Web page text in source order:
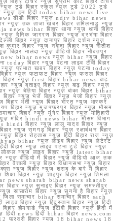
न्यूज़ टुडे बिहार स्कूल न्यूज़ टुडे 2022 टुडे
न्यूज़ इन हिंदी today bihar news live
डीडी बिहार न्यूज़ ndtv bihar news
न्यूज़ तक ताजा खबर बिहार तमिलनाडु न्यूज़
news bihar बिहार थाना न्यूज़ थाना बिहार
न्यूज़ दैनिक जागरण बिहार न्यूज़ दरभंगा बिहार
बिहार न्यूज़ दानापुर बिहार दर्शन न्यूज़
कुमार बिहार न्यूज़ नवादा बिहार न्यूज़ नीतीश
बिहार नालंदा न्यूज़ वीडियो बिहार नौबतपुर
bihar news न्यूज़ bihar न्यूज़ बिहार
बिहार न्यूज़ पटना लाइव टीवी बिहार
न्यूज़ प्रभात खबर बिहार न्यूज़ पटना today
न्यूज़ फटाफट बिहार न्यूज़ फसल बिहार
न्यूज़ first बिहार bihar news बाढ़
न्यूज़ बताइए बिहार न्यूज़ बाढ़ बिहार न्यूज़
न्यूज़ बेतिया बिहार न्यूज़ बांका बिहार bihar
न्यूज़ भेजें बिहार न्यूज़ भेजो बिहार न्यूज़
भर्ती न्यूज़ बिहार भारत न्यूज़ भास्कर
बिहार न्यूज़ मुजफ्फरपुर बिहार न्यूज़ मौसम
बिहार न्यूज़ मुंगेर बिहार न्यूज़ मोतिहारी
न्यूज़ मंदिर hindi news bihar मौसम विभाग
hindi बिहार न्यूज़ लालू यादव बिहार न्यूज़
न्यूज़ रामगढ़ बिहार न्यूज़ रक्षाबंधन बिहार
बिहार रोहतास न्यूज़ हिंदी बिहार राज न्यूज़
bihar न्यूज़ लाइव बिहार न्यूज़ लेटेस्ट
बिहार न्यूज़ लाइव पटना टुडे बिहार न्यूज़
लोकल न्यूज़ लाइव बिहार न्यूज़ latest bihar
वीडियो में बिहार न्यूज़ वीडियो आज तक
वैशाली न्यूज़ बिहार विधानसभा न्यूज़ बिहार
न्यूज़ बिहार न्यूज़ शराब के बारे में बिहार
बिहार न्यूज़ शाहपुर बिहार न्यूज़ शिमला
news sharab bihar news sharab
बिहार न्यूज़ सुनाइए बिहार न्यूज़ समस्तीपुर
सासाराम बिहार न्यूज़ सुनना है बिहार न्यूज़
समाचार bihar समाचार बिहार sach
बिहार न्यूज़ हिंदुस्तान बिहार न्यूज़ हिंदी
होमगार्ड न्यूज़ ईटीवी बिहार न्यूज़ हिंदी में
हिंदी news हिंदी bihar बिहार news.com
12 फरवरी बिहार न्यूज़ 18 bihar news 18